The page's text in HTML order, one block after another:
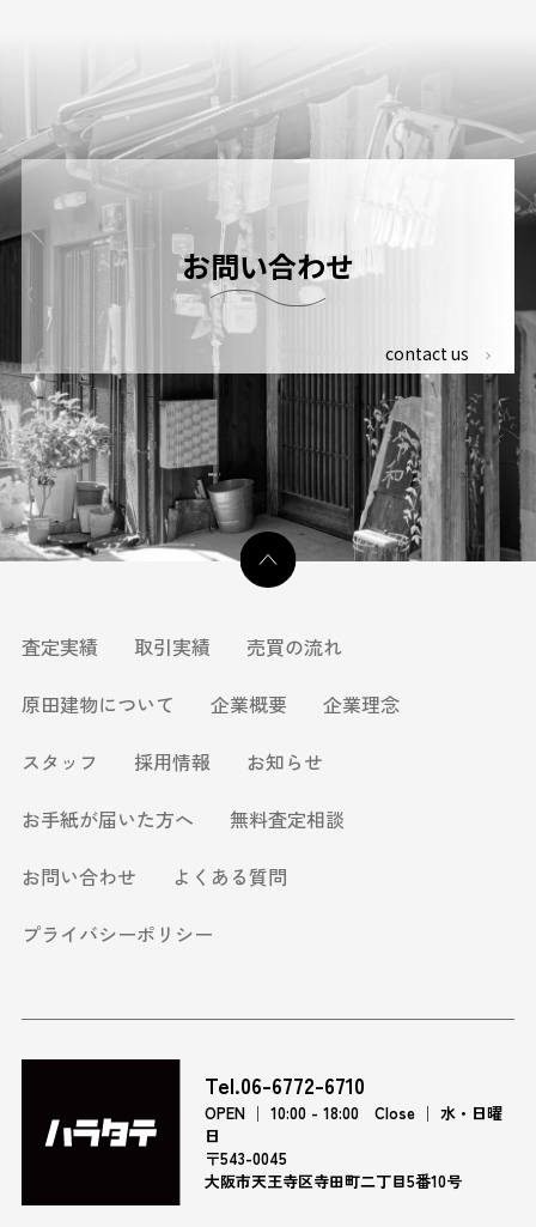
お問い合わせ
contact us
Tel.06-6772-6710
OPEN │ 10:00 - 18:00 Close │ 水・日曜
日
〒543-0045
大阪市天王寺区寺田町二丁目5番10号
査定実績 取引実績
売買の流れ
原田建物について
企業概要
企業理念
スタッフ
採用情報
お知らせ
お手紙が届いた方へ
無料査定相談
お問い合わせ
よくある質問
プライバシーポリシー